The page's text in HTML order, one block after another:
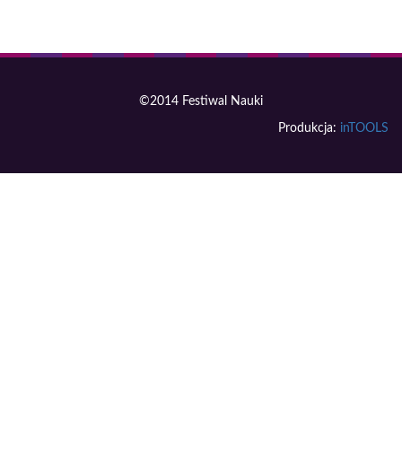
©2014 Festiwal Nauki
Produkcja: inTOOLS